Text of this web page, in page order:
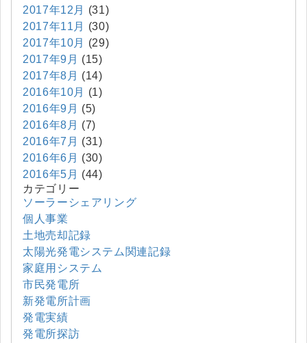
2017年12月
(31)
2017年11月
(30)
2017年10月
(29)
2017年9月 (15)
2017年8月 (14)
2016年10月
(1)
2016年9月 (5)
2016年8月 (7)
2016年7月 (31)
2016年6月 (30)
2016年5月 (44)
カテゴリー
ソーラーシェアリング
個人事業
土地売却記録
太陽光発電システム関連記録
家庭用システム
市民発電所
新発電所計画
発電実績
発電所探訪